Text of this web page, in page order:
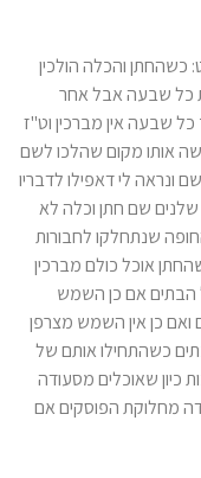
והכלה הולכין
כל שבעה אבל אחר
שבעה אין מברכין וט"ז
אותו מקום שהלכו לשם
ונראה לי דאפילו לדבריו
שם חתן וכלה לא
שנתחלקו לחבורות
אוכל כולם מברכין
אם כן השמש
כן אין השמש מצרפן
כשהתחילו אותם של
כיון שאוכלים מסעודה
מחלוקת הפוסקים אם